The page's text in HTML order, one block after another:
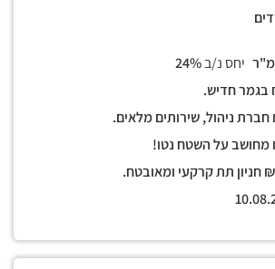
יחס נ/ב